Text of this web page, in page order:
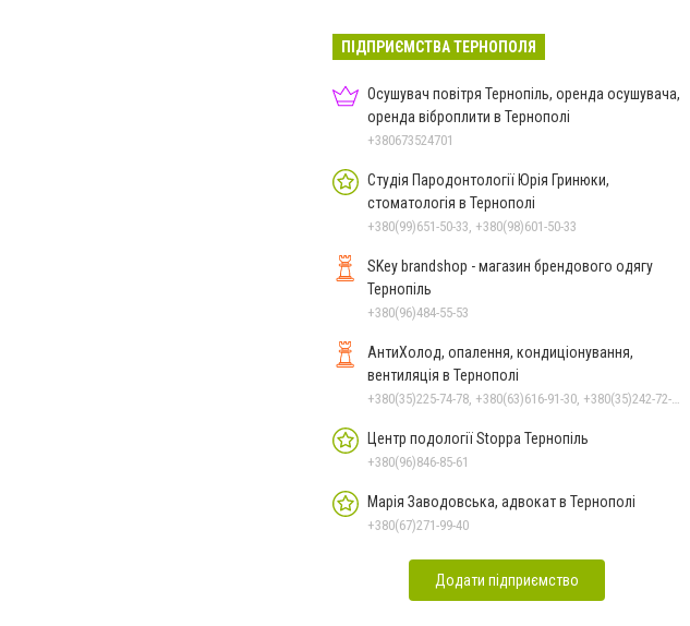
ПІДПРИЄМСТВА ТЕРНОПОЛЯ
Осушувач повітря Тернопіль, оренда осушувача,
оренда віброплити в Тернополі
+380673524701
Студія Пародонтології Юрія Гринюки,
стоматологія в Тернополі
+380(99)651-50-33, +380(98)601-50-33
SKey brandshop - магазин брендового одягу
Тернопіль
+380(96)484-55-53
АнтиХолод, опалення, кондиціонування,
вентиляція в Тернополі
+380(35)225-74-78, +380(63)616-91-30, +380(35)242-72-37
Центр подології Stoppa Тернопіль
+380(96)846-85-61
Марія Заводовська, адвокат в Тернополі
+380(67)271-99-40
Додати підприємство